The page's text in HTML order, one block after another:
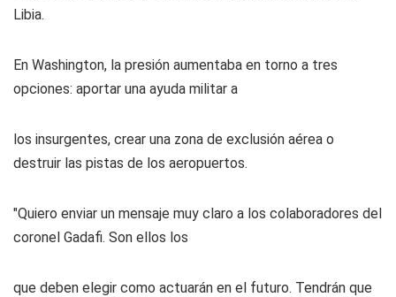
Libia.
En Washington, la presión aumentaba en torno a tres
opciones: aportar una ayuda militar a
los insurgentes, crear una zona de exclusión aérea o
destruir las pistas de los aeropuertos.
"Quiero enviar un mensaje muy claro a los colaboradores del
coronel Gadafi. Son ellos los
que deben elegir como actuarán en el futuro. Tendrán que